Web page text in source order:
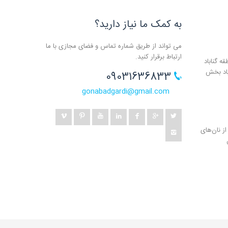
گناباد
بخش
نان‌های
به کمک ما نیاز دارید؟
می تواند از طریق شماره تماس و فضای مجازی با ما
ارتباط برقرار کنید.
gonabadgardi@gmail.com